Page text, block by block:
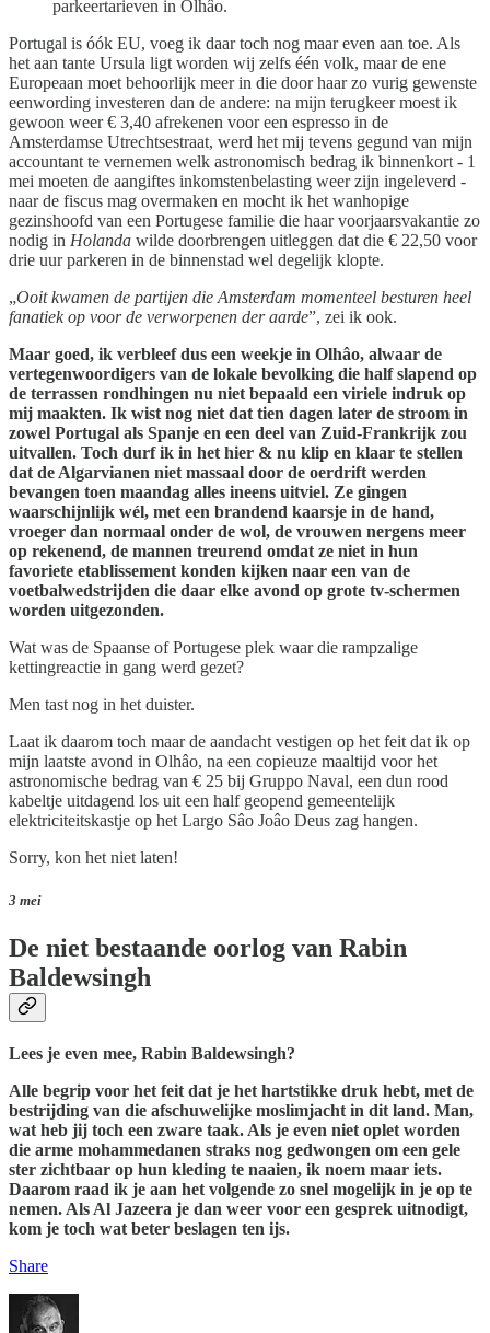
parkeertarieven in Olhâo.
Portugal is óók EU, voeg ik daar toch nog maar even aan toe. Als
het aan tante Ursula ligt worden wij zelfs één volk, maar de ene
Europeaan moet behoorlijk meer in die door haar zo vurig gewenste
eenwording investeren dan de andere: na mijn terugkeer moest ik
gewoon weer € 3,40 afrekenen voor een espresso in de
Amsterdamse Utrechtsestraat, werd het mij tevens gegund van mijn
accountant te vernemen welk astronomisch bedrag ik binnenkort - 1
mei moeten de aangiftes inkomstenbelasting weer zijn ingeleverd -
naar de fiscus mag overmaken en mocht ik het wanhopige
gezinshoofd van een Portugese familie die haar voorjaarsvakantie zo
nodig in Holanda wilde doorbrengen uitleggen dat die € 22,50 voor
drie uur parkeren in de binnenstad wel degelijk klopte.
„Ooit kwamen de partijen die Amsterdam momenteel besturen heel
fanatiek op voor de verworpenen der aarde”, zei ik ook.
Maar goed, ik verbleef dus een weekje in Olhâo, alwaar de
vertegenwoordigers van de lokale bevolking die half slapend op
de terrassen rondhingen nu niet bepaald een viriele indruk op
mij maakten. Ik wist nog niet dat tien dagen later de stroom in
zowel Portugal als Spanje en een deel van Zuid-Frankrijk zou
uitvallen. Toch durf ik in het hier & nu klip en klaar te stellen
dat de Algarvianen niet massaal door de oerdrift werden
bevangen toen maandag alles ineens uitviel. Ze gingen
waarschijnlijk wél, met een brandend kaarsje in de hand,
vroeger dan normaal onder de wol, de vrouwen nergens meer
op rekenend, de mannen treurend omdat ze niet in hun
favoriete etablissement konden kijken naar een van de
voetbalwedstrijden die daar elke avond op grote tv-schermen
worden uitgezonden.
Wat was de Spaanse of Portugese plek waar die rampzalige
kettingreactie in gang werd gezet?
Men tast nog in het duister.
Laat ik daarom toch maar de aandacht vestigen op het feit dat ik op
mijn laatste avond in Olhâo, na een copieuze maaltijd voor het
astronomische bedrag van € 25 bij Gruppo Naval, een dun rood
kabeltje uitdagend los uit een half geopend gemeentelijk
elektriciteitskastje op het Largo Sâo Joâo Deus zag hangen.
Sorry, kon het niet laten!
3 mei
De niet bestaande oorlog van Rabin
Baldewsingh
Lees je even mee, Rabin Baldewsingh?
Alle begrip voor het feit dat je het hartstikke druk hebt, met de
bestrijding van die afschuwelijke moslimjacht in dit land. Man,
wat heb jij toch een zware taak. Als je even niet oplet worden
die arme mohammedanen straks nog gedwongen om een gele
ster zichtbaar op hun kleding te naaien, ik noem maar iets.
Daarom raad ik je aan het volgende zo snel mogelijk in je op te
nemen. Als Al Jazeera je dan weer voor een gesprek uitnodigt,
kom je toch wat beter beslagen ten ijs.
Share